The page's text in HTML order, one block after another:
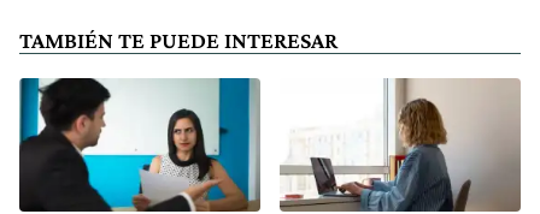
TAMBIÉN TE PUEDE INTERESAR